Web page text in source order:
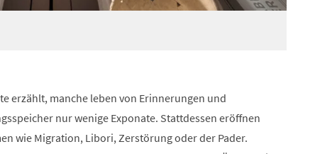
erzählt, manche leben von Erinnerungen und
nur wenige Exponate. Stattdessen eröffnen
wie Migration, Libori, Zerstörung oder der Pader.